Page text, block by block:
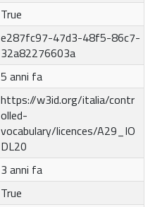
True
e287fc97-47d3-48f5-86c7-
32a82276603a
5 anni fa
https://w3id.org/italia/contr
olled-
vocabulary/licences/A29_IO
DL20
3 anni fa
True